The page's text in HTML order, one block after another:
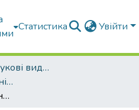
Статистика Увійти
Навчальні та наукові видання
Підручники та навчальні посібники
Енергетичні та сировинні рослині ресурси